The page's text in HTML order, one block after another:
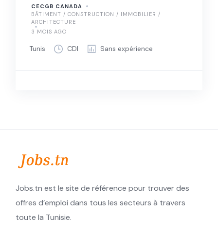
CECGB CANADA
BÂTIMENT / CONSTRUCTION / IMMOBILIER /
ARCHITECTURE
3 MOIS AGO
Tunis CDI Sans expérience
Jobs.tn est le site de référence pour trouver des
offres d’emploi dans tous les secteurs à travers
toute la Tunisie.